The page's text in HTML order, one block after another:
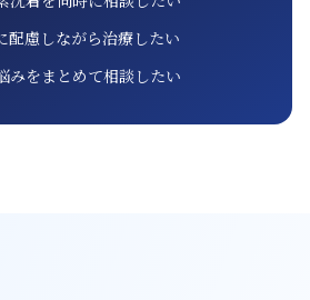
配慮しながら治療したい
みをまとめて相談したい